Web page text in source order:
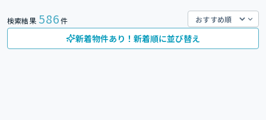
検索結果 586件
新着物件あり！新着順に並び替え